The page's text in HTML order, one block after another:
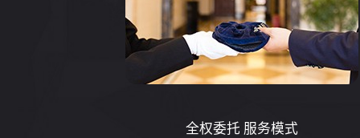
全权委托 服务模式